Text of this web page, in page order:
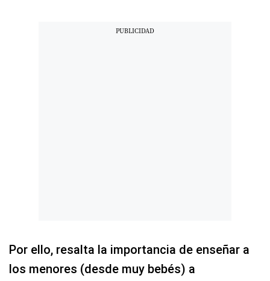
Por ello, resalta la importancia de enseñar a
los menores (desde muy bebés) a